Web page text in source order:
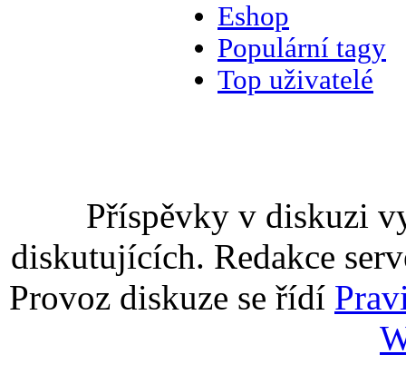
Eshop
Populární tagy
Top uživatelé
Příspěvky v diskuzi
diskutujících. Redakce
Provoz diskuze se řídí